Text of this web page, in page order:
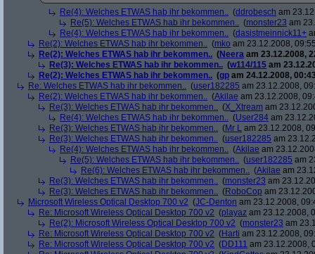
Re(4): Welches ETWAS hab ihr bekommen.. (ddrobesch am
Re(5): Welches ETWAS hab ihr bekommen.. (monster23 am
Re(4): Welches ETWAS hab ihr bekommen.. (dasistmeinnick11+
Re(2): Welches ETWAS hab ihr bekommen.. (mko am 23.12.2008,
Re(2): Welches ETWAS hab ihr bekommen.. (Neera am 23.12.2008,
Re(3): Welches ETWAS hab ihr bekommen.. (w114/115 am
Re(2): Welches ETWAS hab ihr bekommen.. (gp am 24.12.2008,
Re: Welches ETWAS hab ihr bekommen.. (user182285 am 23.12.2008,
Re(2): Welches ETWAS hab ihr bekommen.. (Akilae am 23.12.2008,
Re(3): Welches ETWAS hab ihr bekommen.. (X_Xtream am
Re(4): Welches ETWAS hab ihr bekommen.. (User284 am
Re(3): Welches ETWAS hab ihr bekommen.. (Mr L am 23.12.2008,
Re(3): Welches ETWAS hab ihr bekommen.. (user182285 am
Re(4): Welches ETWAS hab ihr bekommen.. (Akilae am
Re(5): Welches ETWAS hab ihr bekommen.. (user182285 am
Re(6): Welches ETWAS hab ihr bekommen.. (Akilae am
Re(3): Welches ETWAS hab ihr bekommen.. (monster23 am
Re(3): Welches ETWAS hab ihr bekommen.. (RoboCop am
Microsoft Wireless Optical Desktop 700 v2 (JC-Denton am 23.12.2008,
Re: Microsoft Wireless Optical Desktop 700 v2 (playaz am 23.12.2008,
Re(2): Microsoft Wireless Optical Desktop 700 v2 (monster23 am
Re: Microsoft Wireless Optical Desktop 700 v2 (Harti am 23.12.2008,
Re: Microsoft Wireless Optical Desktop 700 v2 (DD111 am 23.12.2008,